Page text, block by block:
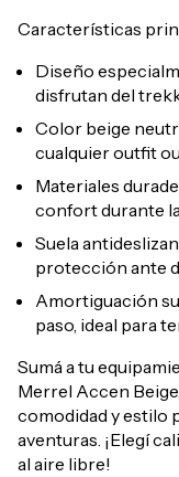
Características
Diseño
disfrutan del
Color beige
cualquier outfit
Materiales
confort durante
Suela
protección ante
Amortiguación
paso, ideal para
Sumá a tu
Merrel Accen
comodidad y estilo
aventuras. ¡Elegí
al aire libre!